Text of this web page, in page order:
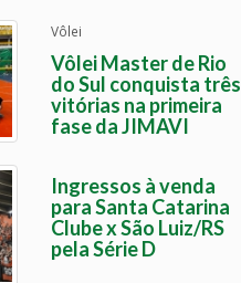
Vôlei
Vôlei Master de Rio
do Sul conquista três
vitórias na primeira
fase da JIMAVI
Ingressos à venda
para Santa Catarina
Clube x São Luiz/RS
pela Série D